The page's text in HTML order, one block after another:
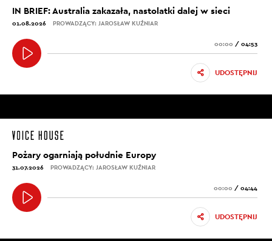
IN BRIEF: Australia zakazała, nastolatki dalej w sieci
01.08.2026 PROWADZĄCY: JAROSŁAW KUŹNIAR
00:00 / 04:53
UDOSTĘPNIJ
Pożary ogarniają południe Europy
31.07.2026 PROWADZĄCY: JAROSŁAW KUŹNIAR
00:00 / 04:44
UDOSTĘPNIJ